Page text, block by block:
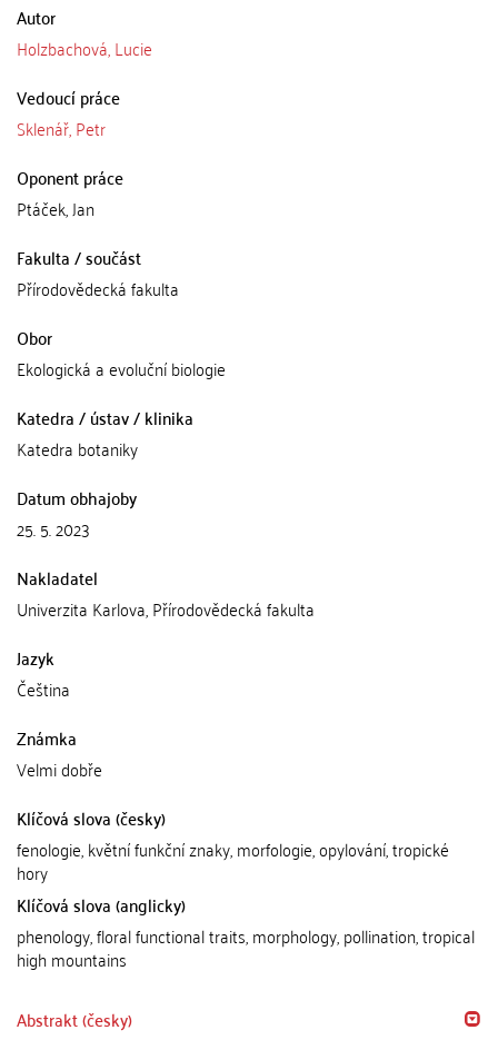
Autor
Holzbachová, Lucie
Vedoucí práce
Sklenář, Petr
Oponent práce
Ptáček, Jan
Fakulta / součást
Přírodovědecká fakulta
Obor
Ekologická a evoluční biologie
Katedra / ústav / klinika
Katedra botaniky
Datum obhajoby
25. 5. 2023
Nakladatel
Univerzita Karlova, Přírodovědecká fakulta
Jazyk
Čeština
Známka
Velmi dobře
Klíčová slova (česky)
fenologie, květní funkční znaky, morfologie, opylování, tropické
hory
Klíčová slova (anglicky)
phenology, floral functional traits, morphology, pollination, tropical
high mountains
Abstrakt (česky)